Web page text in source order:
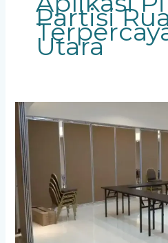
Partisi
Utara
Aplikasi
Pintu
Partisi
Ruangan